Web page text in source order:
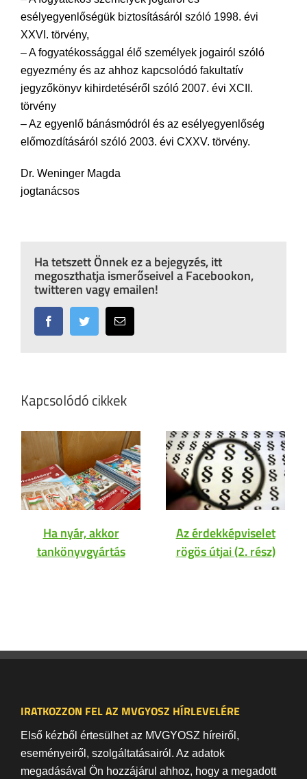
esélyegyenlőségük biztosításáról szóló 1998. évi
XXVI. törvény,
– A fogyatékossággal élő személyek jogairól szóló
egyezmény és az ahhoz kapcsolódó fakultatív
jegyzőkönyv kihirdetéséről szóló 2007. évi XCII.
törvény
– Az egyenlő bánásmódról és az esélyegyenlőség
előmozdításáról szóló 2003. évi CXXV. törvény.
Dr. Weninger Magda
jogtanácsos
Ha tetszett Önnek ez a bejegyzés, itt
megoszthatja ismerőseivel a Facebookon,
twitteren vagy emailen!
FacebookTwitter Email:
Kapcsolódó cikkek
Ha nyár, akkor
tankönyvgyártás
Az érdekképviselet
rögös útjai (2. rész)
IRATKOZZON FEL AZ MVGYOSZ HÍRLEVELÉRE
Első kézből értesülhet az MVGYOSZ híreiről,
eseményeiről, szolgáltatásairól. Az adatok
megadásával Ön hozzájárul ahhoz, hogy a megadott